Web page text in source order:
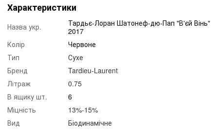
Характеристики
Назва укр.
Тардьє-Лоран Шатонеф-дю-Пап "В'єй Вінь"
2017
Колір
Червоне
Тип
Сухе
Бренд
Tardieu-Laurent
Літраж
0.75
В ящику шт.
6
Міцність
13%-15%
Вид
Біодинамічне